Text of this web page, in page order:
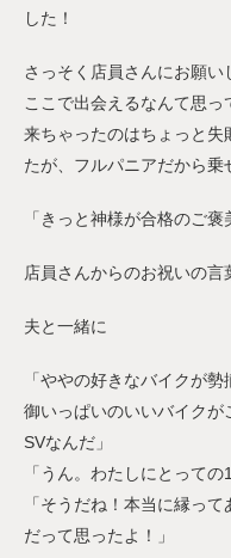
した！
さっそく店員さんにお願い
ここで出会えるなんて思
来ちゃったのはちょっと失
たが、フルパニアだから乗
「きっと神様が合格のご
店員さんからのお祝いの言
夫と一緒に
「ややの好きなバイクが
御いっぱいのいいバイクが
SVなんだ」
「うん。わたしにとって
「そうだね！本当に縁っ
だって思ったよ！」